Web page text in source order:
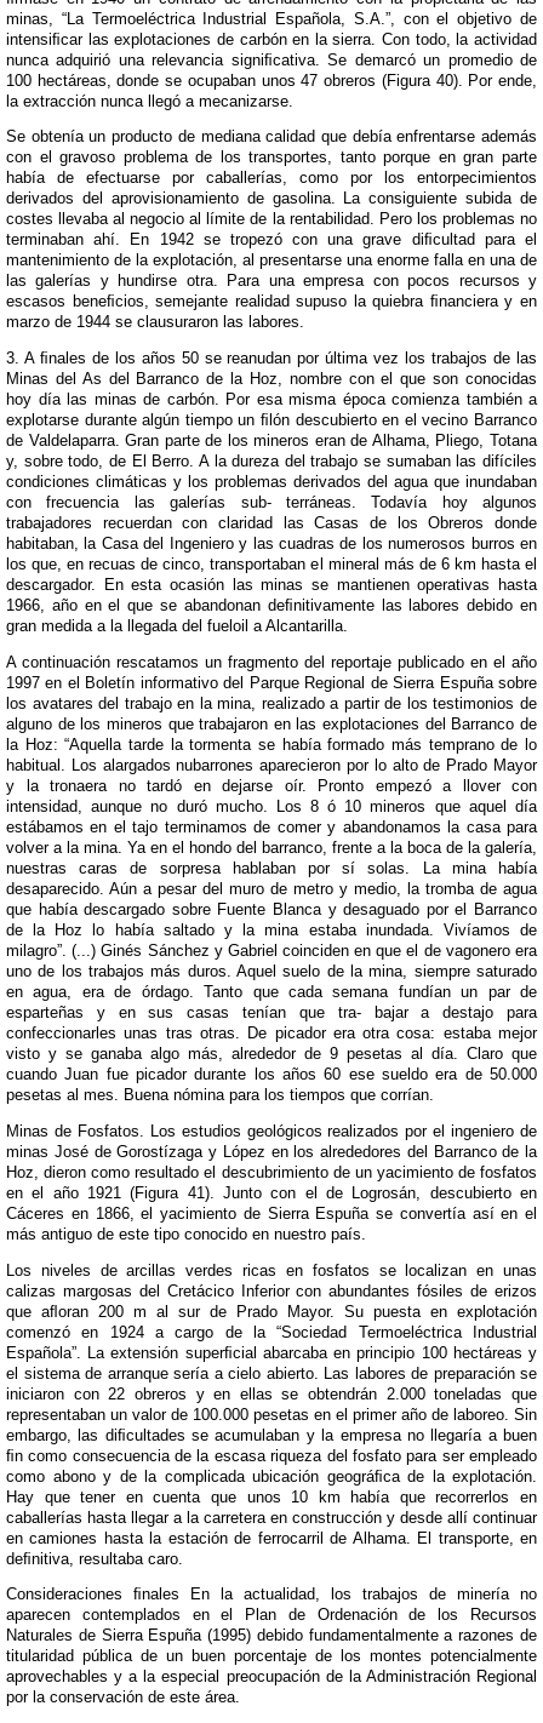
minas, “La Termoeléctrica Industrial Española, S.A.”, con el objetivo de
intensiﬁcar las explotaciones de carbón en la sierra. Con todo, la actividad
nunca adquirió una relevancia signiﬁcativa. Se demarcó un promedio de
100 hectáreas, donde se ocupaban unos 47 obreros (Figura 40). Por ende,
la extracción nunca llegó a mecanizarse.
Se obtenía un producto de mediana calidad que debía enfrentarse además
con el gravoso problema de los transportes, tanto porque en gran parte
había de efectuarse por caballerías, como por los entorpecimientos
derivados del aprovisionamiento de gasolina. La consiguiente subida de
costes llevaba al negocio al límite de la rentabilidad. Pero los problemas no
terminaban ahí. En 1942 se tropezó con una grave diﬁcultad para el
mantenimiento de la explotación, al presentarse una enorme falla en una de
las galerías y hundirse otra. Para una empresa con pocos recursos y
escasos beneﬁcios, semejante realidad supuso la quiebra ﬁnanciera y en
marzo de 1944 se clausuraron las labores.
3. A ﬁnales de los años 50 se reanudan por última vez los trabajos de las
Minas del As del Barranco de la Hoz, nombre con el que son conocidas
hoy día las minas de carbón. Por esa misma época comienza también a
explotarse durante algún tiempo un ﬁlón descubierto en el vecino Barranco
de Valdelaparra. Gran parte de los mineros eran de Alhama, Pliego, Totana
y, sobre todo, de El Berro. A la dureza del trabajo se sumaban las difíciles
condiciones climáticas y los problemas derivados del agua que inundaban
con frecuencia las galerías sub- terráneas. Todavía hoy algunos
trabajadores recuerdan con claridad las Casas de los Obreros donde
habitaban, la Casa del Ingeniero y las cuadras de los numerosos burros en
los que, en recuas de cinco, transportaban el mineral más de 6 km hasta el
descargador. En esta ocasión las minas se mantienen operativas hasta
1966, año en el que se abandonan deﬁnitivamente las labores debido en
gran medida a la llegada del fueloil a Alcantarilla.
A continuación rescatamos un fragmento del reportaje publicado en el año
1997 en el Boletín informativo del Parque Regional de Sierra Espuña sobre
los avatares del trabajo en la mina, realizado a partir de los testimonios de
alguno de los mineros que trabajaron en las explotaciones del Barranco de
la Hoz: “Aquella tarde la tormenta se había formado más temprano de lo
habitual. Los alargados nubarrones aparecieron por lo alto de Prado Mayor
y la tronaera no tardó en dejarse oír. Pronto empezó a llover con
intensidad, aunque no duró mucho. Los 8 ó 10 mineros que aquel día
estábamos en el tajo terminamos de comer y abandonamos la casa para
volver a la mina. Ya en el hondo del barranco, frente a la boca de la galería,
nuestras caras de sorpresa hablaban por sí solas. La mina había
desaparecido. Aún a pesar del muro de metro y medio, la tromba de agua
que había descargado sobre Fuente Blanca y desaguado por el Barranco
de la Hoz lo había saltado y la mina estaba inundada. Vivíamos de
milagro”. (...) Ginés Sánchez y Gabriel coinciden en que el de vagonero era
uno de los trabajos más duros. Aquel suelo de la mina, siempre saturado
en agua, era de órdago. Tanto que cada semana fundían un par de
esparteñas y en sus casas tenían que tra- bajar a destajo para
confeccionarles unas tras otras. De picador era otra cosa: estaba mejor
visto y se ganaba algo más, alrededor de 9 pesetas al día. Claro que
cuando Juan fue picador durante los años 60 ese sueldo era de 50.000
pesetas al mes. Buena nómina para los tiempos que corrían.
Minas de Fosfatos. Los estudios geológicos realizados por el ingeniero de
minas José de Gorostízaga y López en los alrededores del Barranco de la
Hoz, dieron como resultado el descubrimiento de un yacimiento de fosfatos
en el año 1921 (Figura 41). Junto con el de Logrosán, descubierto en
Cáceres en 1866, el yacimiento de Sierra Espuña se convertía así en el
más antiguo de este tipo conocido en nuestro país.
Los niveles de arcillas verdes ricas en fosfatos se localizan en unas
calizas margosas del Cretácico Inferior con abundantes fósiles de erizos
que aﬂoran 200 m al sur de Prado Mayor. Su puesta en explotación
comenzó en 1924 a cargo de la “Sociedad Termoeléctrica Industrial
Española”. La extensión superﬁcial abarcaba en principio 100 hectáreas y
el sistema de arranque sería a cielo abierto. Las labores de preparación se
iniciaron con 22 obreros y en ellas se obtendrán 2.000 toneladas que
representaban un valor de 100.000 pesetas en el primer año de laboreo. Sin
embargo, las diﬁcultades se acumulaban y la empresa no llegaría a buen
ﬁn como consecuencia de la escasa riqueza del fosfato para ser empleado
como abono y de la complicada ubicación geográﬁca de la explotación.
Hay que tener en cuenta que unos 10 km había que recorrerlos en
caballerías hasta llegar a la carretera en construcción y desde allí continuar
en camiones hasta la estación de ferrocarril de Alhama. El transporte, en
deﬁnitiva, resultaba caro.
Consideraciones ﬁnales En la actualidad, los trabajos de minería no
aparecen contemplados en el Plan de Ordenación de los Recursos
Naturales de Sierra Espuña (1995) debido fundamentalmente a razones de
titularidad pública de un buen porcentaje de los montes potencialmente
aprovechables y a la especial preocupación de la Administración Regional
por la conservación de este área.